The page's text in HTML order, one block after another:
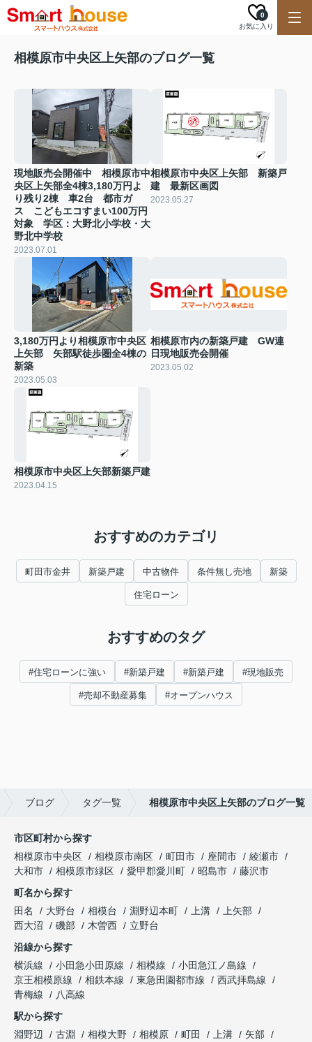
お気に入り
0
相模原市中央区上矢部のブログ一覧
現地販売会開催中 相模原市中
央区上矢部全4棟3,180万円よ
り残り2棟 車2台 都市ガ
ス こどもエコすまい100万円
対象 学区：大野北小学校・大
野北中学校
2023.07.01
相模原市中央区上矢部 新築戸
建 最新区画図
2023.05.27
3,180万円より相模原市中央区
上矢部 矢部駅徒歩圏全4棟の
新築
2023.05.03
相模原市内の新築戸建 GW連
日現地販売会開催
2023.05.02
相模原市中央区上矢部新築戸建
2023.04.15
おすすめのカテゴリ
町田市金井 新築戸建 中古物件 条件無し売地 新築
住宅ローン
おすすめのタグ
#住宅ローンに強い #新築戸建 #新築戸建 #現地販売
#売却不動産募集 #オープンハウス
ブログ タグ一覧 相模原市中央区上矢部のブログ一覧
市区町村から探す
相模原市中央区
相模原市南区 町田市 座間市
綾瀬市
大和市
相模原市緑区 愛甲郡愛川町 昭島市
藤沢市
町名から探す
田名
大野台 相模台 淵野辺本町 上溝
上矢部
西大沼
磯部 木曽西
立野台
沿線から探す
横浜線
小田急小田原線 相模線
小田急江ノ島線
京王相模原線
相鉄本線 東急田園都市線
西武拝島線
青梅線
八高線
駅から探す
淵野辺
古淵 相模大野 相模原 町田 上溝
矢部